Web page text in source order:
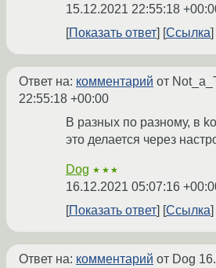
15.12.2021 22:55:18
Показать ответ
Ссылка
Ответ на: комментарий от
22:55:18 +00:00
В разных по разному, в
это делается через
Dog ★★★
16.12.2021 05:07:16
Показать ответ Ссылка
Ответ на: комментарий от Dog